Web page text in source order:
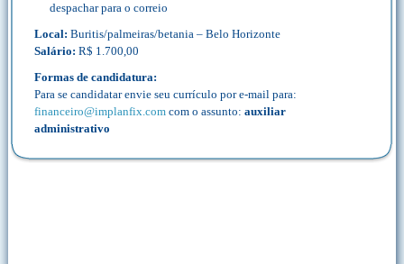
despachar para o correio
Local: Buritis/palmeiras/betania – Belo Horizonte
Salário: R$ 1.700,00
Formas de candidatura:
Para se candidatar envie seu currículo por e-mail para:
financeiro@implanfix.com com o assunto: auxiliar
administrativo